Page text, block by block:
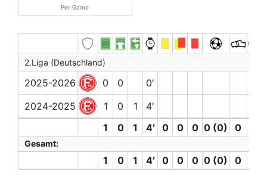
Per Game
2.Liga (Deutschland)
2025-2026 0 0
0′
2024-2025
1 0 1
4′
1
0 1 4′ 0 0 0 0 (0) 0
Gesamt:
1 0 1 4′ 0 0 0 0 (0) 0